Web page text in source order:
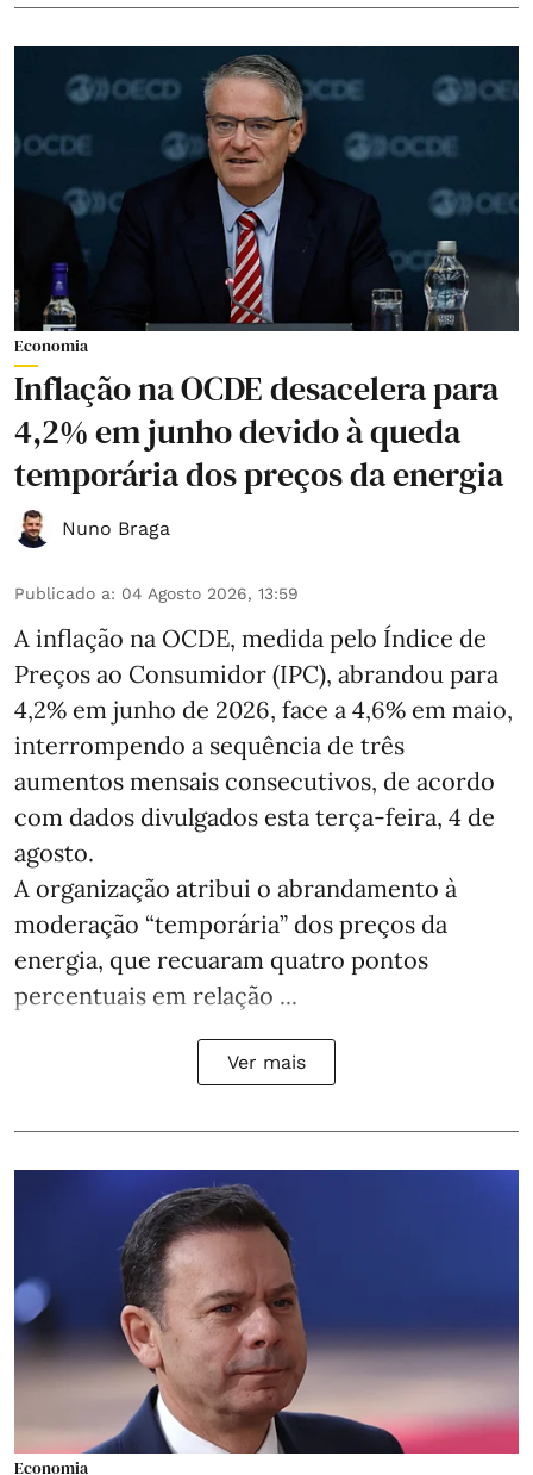
Economia
Inflação na OCDE desacelera para
4,2% em junho devido à queda
temporária dos preços da energia
Nuno Braga
Publicado a: 04 Agosto 2026, 13:59
A inflação na OCDE, medida pelo Índice de
Preços ao Consumidor (IPC), abrandou para
4,2% em junho de 2026, face a 4,6% em maio,
interrompendo a sequência de três
aumentos mensais consecutivos, de acordo
com dados divulgados esta terça-feira, 4 de
agosto.
A organização atribui o abrandamento à
moderação “temporária” dos preços da
energia, que recuaram quatro pontos
percentuais em relação ...
Ver mais
Economia